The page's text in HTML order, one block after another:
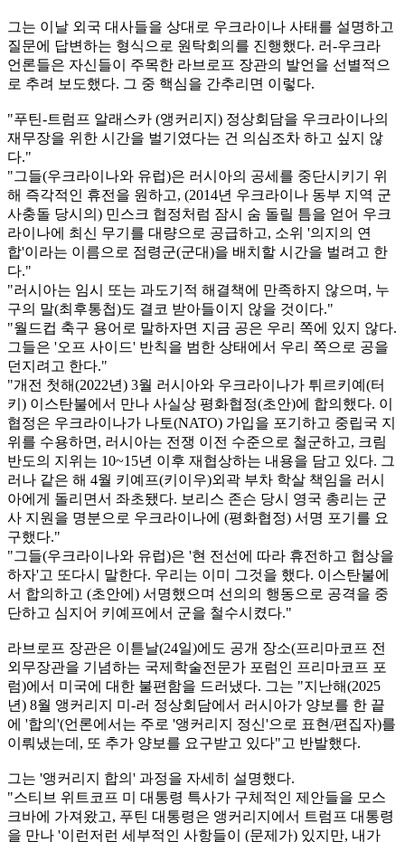
그는 이날 외국 대사들을 상대로 우크라이나 사태를 설명하고
질문에 답변하는 형식으로 원탁회의를 진행했다. 러-우크라
언론들은 자신들이 주목한 라브로프 장관의 발언을 선별적으
로 추려 보도했다. 그 중 핵심을 간추리면 이렇다.
"푸틴-트럼프 알래스카 (앵커리지) 정상회담을 우크라이나의
재무장을 위한 시간을 벌기였다는 건 의심조차 하고 싶지 않
다."
"그들(우크라이나와 유럽)은 러시아의 공세를 중단시키기 위
해 즉각적인 휴전을 원하고, (2014년 우크라이나 동부 지역 군
사충돌 당시의) 민스크 협정처럼 잠시 숨 돌릴 틈을 얻어 우크
라이나에 최신 무기를 대량으로 공급하고, 소위 '의지의 연
합'이라는 이름으로 점령군(군대)을 배치할 시간을 벌려고 한
다."
"러시아는 임시 또는 과도기적 해결책에 만족하지 않으며, 누
구의 말(최후통첩)도 결코 받아들이지 않을 것이다."
"월드컵 축구 용어로 말하자면 지금 공은 우리 쪽에 있지 않다.
그들은 '오프 사이드' 반칙을 범한 상태에서 우리 쪽으로 공을
던지려고 한다."
"개전 첫해(2022년) 3월 러시아와 우크라이나가 튀르키예(터
키) 이스탄불에서 만나 사실상 평화협정(초안)에 합의했다. 이
협정은 우크라이나가 나토(NATO) 가입을 포기하고 중립국 지
위를 수용하면, 러시아는 전쟁 이전 수준으로 철군하고, 크림
반도의 지위는 10~15년 이후 재협상하는 내용을 담고 있다. 그
러나 같은 해 4월 키예프(키이우)외곽 부차 학살 책임을 러시
아에게 돌리면서 좌초됐다. 보리스 존슨 당시 영국 총리는 군
사 지원을 명분으로 우크라이나에 (평화협정) 서명 포기를 요
구했다."
"그들(우크라이나와 유럽)은 '현 전선에 따라 휴전하고 협상을
하자'고 또다시 말한다. 우리는 이미 그것을 했다. 이스탄불에
서 합의하고 (초안에) 서명했으며 선의의 행동으로 공격을 중
단하고 심지어 키예프에서 군을 철수시켰다."
라브로프 장관은 이튿날(24일)에도 공개 장소(프리마코프 전
외무장관을 기념하는 국제학술전문가 포럼인 프리마코프 포
럼)에서 미국에 대한 불편함을 드러냈다. 그는 "지난해(2025
년) 8월 앵커리지 미-러 정상회담에서 러시아가 양보를 한 끝
에 '합의'(언론에서는 주로 '앵커리지 정신'으로 표현/편집자)를
이뤄냈는데, 또 추가 양보를 요구받고 있다"고 반발했다.
그는 '앵커리지 합의' 과정을 자세히 설명했다.
"스티브 위트코프 미 대통령 특사가 구체적인 제안들을 모스
크바에 가져왔고, 푸틴 대통령은 앵커리지에서 트럼프 대통령
을 만나 '이런저런 세부적인 사항들이 (문제가) 있지만, 내가